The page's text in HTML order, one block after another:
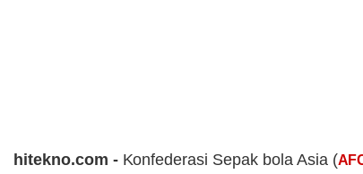
hitekno.com - Konfederasi Sepak bola Asia (